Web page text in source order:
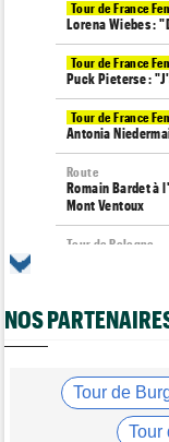
Tour de France
Lorena Wiebes :
Tour de France
Puck Pieterse :
Tour de France
Antonia
Route
Romain Bardet à
Mont Ventoux
Tour de Pologne
Kasia
Média
L'abonnement à
NOS
Tour de
Tour